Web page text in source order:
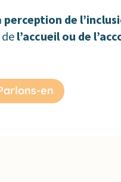
perception de
l’accueil ou de
en